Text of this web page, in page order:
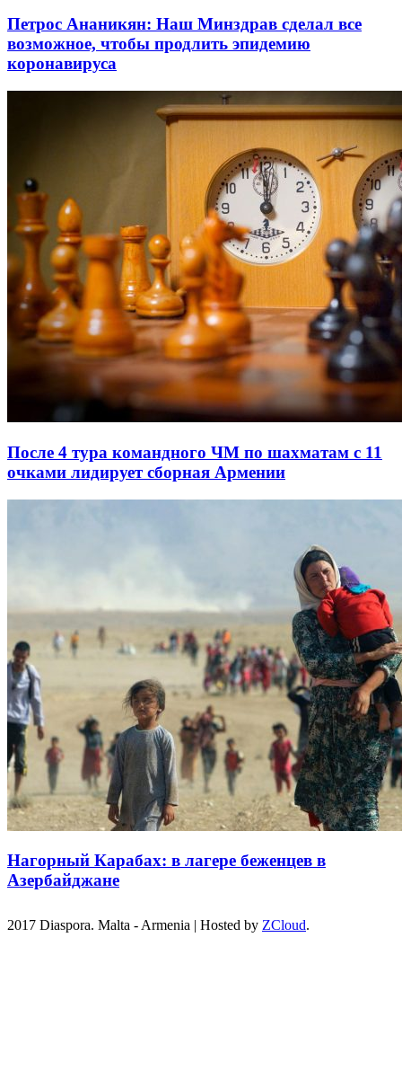
Петрос Ананикян: Наш Минздрав сделал все
возможное, чтобы продлить эпидемию
коронавируса
После 4 тура командного ЧМ по шахматам с 11
очками лидирует сборная Армении
Нагорный Карабах: в лагере беженцев в
Азербайджане
2017 Diaspora. Malta - Armenia | Hosted by ZCloud.